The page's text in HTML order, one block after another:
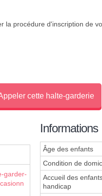
la procédure d'inscription de
cette halte-garderie
garder-
Informations
Âge des enfants
Condition de
Accueil des
handicap